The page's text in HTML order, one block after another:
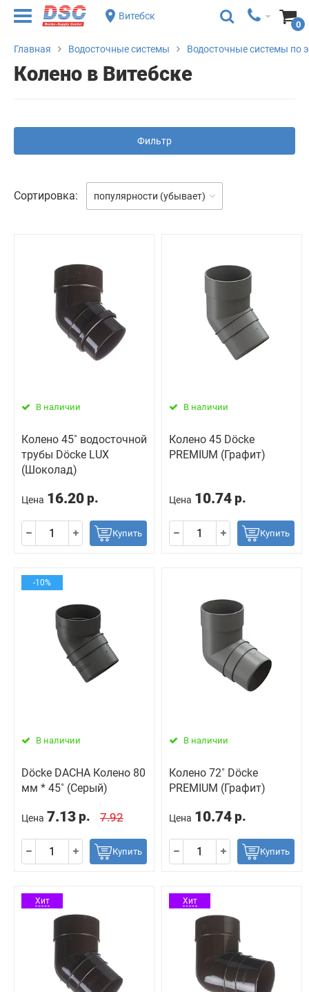
Витебск
0
Главная Водосточные системы Водосточные системы по
Колено в Витебске
Фильтр
Сортировка: популярности (убывает)
В наличии
Колено 45˚ водосточной
трубы Döcke LUX
(Шоколад)
Цена 16.20 р.
Купить
В наличии
Колено 45 Döcke
PREMIUM (Графит)
Цена 10.74 р.
Купить
-10%
В наличии
Döcke DACHA Колено 80
мм * 45˚ (Серый)
Цена 7.13 р. 7.92
Купить
В наличии
Колено 72˚ Döcke
PREMIUM (Графит)
Цена 10.74 р.
Купить
Хит Хит